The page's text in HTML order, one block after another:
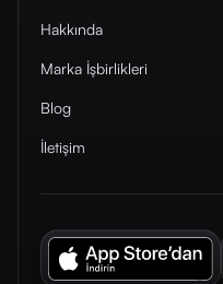
Hakkında
Marka İşbirlikleri
Blog
İletişim